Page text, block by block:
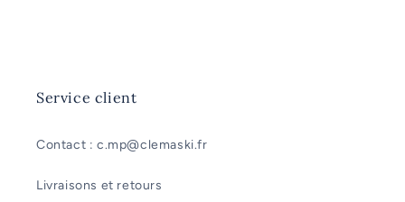
Service client
Contact : c.mp@clemaski.fr
Livraisons et retours